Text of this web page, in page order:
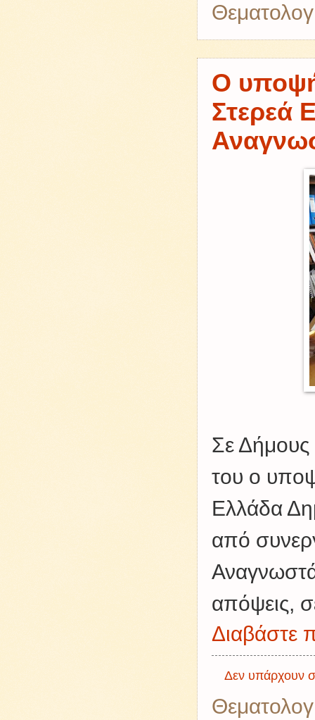
Ο
Στερεά
Σε Δήμους
του ο
Ελλάδα
από
απόψεις,
Διαβάστε
Δεν υπάρχουν